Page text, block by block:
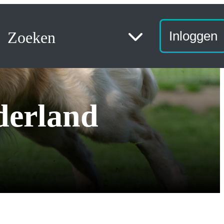
Zoeken Inloggen